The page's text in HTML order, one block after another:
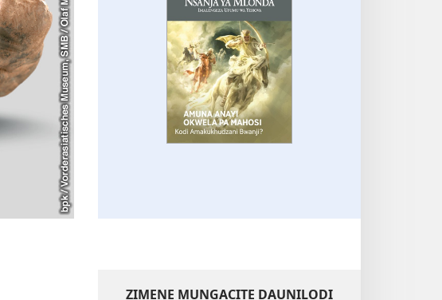
ZIMENE MUNGACITE DAUNILODI